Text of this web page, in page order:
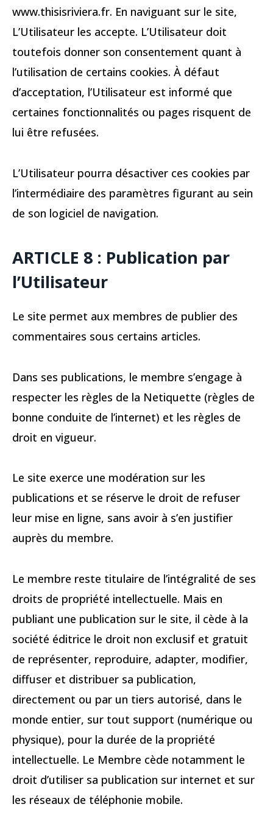
www.thisisriviera.fr. En naviguant sur le site,
L’Utilisateur les accepte. L’Utilisateur doit
toutefois donner son consentement quant à
l’utilisation de certains cookies. À défaut
d’acceptation, l’Utilisateur est informé que
certaines fonctionnalités ou pages risquent de
lui être refusées.
L’Utilisateur pourra désactiver ces cookies par
l’intermédiaire des paramètres figurant au sein
de son logiciel de navigation.
ARTICLE 8 : Publication par
l’Utilisateur
Le site permet aux membres de publier des
commentaires sous certains articles.
Dans ses publications, le membre s’engage à
respecter les règles de la Netiquette (règles de
bonne conduite de l’internet) et les règles de
droit en vigueur.
Le site exerce une modération sur les
publications et se réserve le droit de refuser
leur mise en ligne, sans avoir à s’en justifier
auprès du membre.
Le membre reste titulaire de l’intégralité de ses
droits de propriété intellectuelle. Mais en
publiant une publication sur le site, il cède à la
société éditrice le droit non exclusif et gratuit
de représenter, reproduire, adapter, modifier,
diffuser et distribuer sa publication,
directement ou par un tiers autorisé, dans le
monde entier, sur tout support (numérique ou
physique), pour la durée de la propriété
intellectuelle. Le Membre cède notamment le
droit d’utiliser sa publication sur internet et sur
les réseaux de téléphonie mobile.